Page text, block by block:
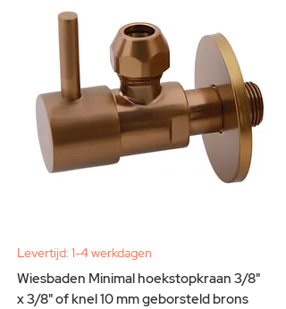
Levertijd: 1-4 werkdagen
Wiesbaden Minimal hoekstopkraan 3/8"
x 3/8" of knel 10 mm geborsteld brons